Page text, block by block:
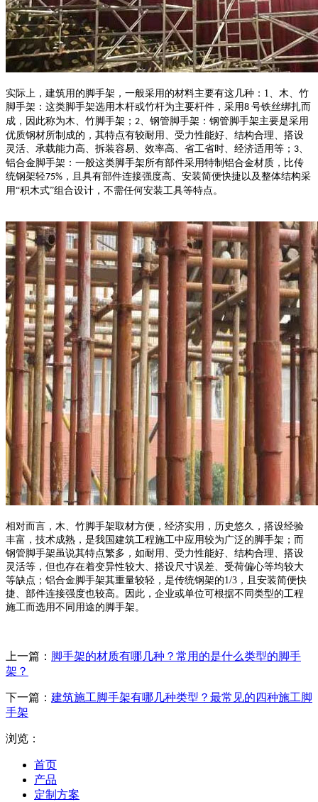
实际上，建筑用的脚手架，一般采用的材料主要有这几种： 1
、木、竹
脚手架：这类脚手架选用木杆或竹杆为主要杆件，采用8 号铁丝绑扎而
成，因此称为木、竹脚手架； 2 、钢管脚手架：钢管脚手架主要是采用
优质钢材所制成的，其特点有较耐用、受力性能好、结构合理、搭设
灵活、承载能力高、拆装容易、效率高、省工省时、经济适用等； 3
铝合金脚手架：一般这类脚手架所有部件采用特制铝合金材质，比传
统钢架轻75% ，且具有部件连接强度高、安装简便快捷以及整体结构采
用“积木式”组合设计，不需任何安装工具等特点。
相对而言，木、竹脚手架取材方便，经济实用，历史悠久，搭设经验
丰富，技术成熟，是我国建筑工程施工中应用较为广泛的脚手架；而
钢管脚手架虽说其特点繁多，如耐用、受力性能好、结构合理、搭设
灵活等，但也存在着变异性较大、搭设尺寸误差、受荷偏心等均较大
等缺点；铝合金脚手架其重量较轻，是传统钢架的1/3 ，且安装简便快
捷、部件连接强度也较高。因此，企业或单位可根据不同类型的工程
施工而选用不同用途的脚手架。
上一篇： 脚手架的材质有哪几种？常用的是什么类型的脚手
架？
下一篇： 建筑施工脚手架有哪几种类型？最常见的四种施工脚
手架
浏览：
首页
产品
定制方案